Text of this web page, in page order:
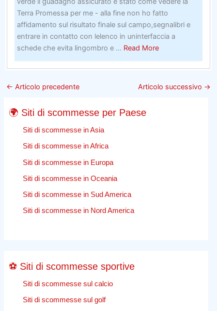
Terra Promessa per me - alla fine non ho fatto
affidamento sul risultato finale sul campo,segnalibri e
entrare in contatto con lelenco in uninterfaccia a
schede che evita lingombro e ... Read Moreabout
Società
più
intelligenti
← Articolo precedente Articolo successivo →
🌍 Siti di scommesse per Paese
Siti di scommesse in Asia
Siti di scommesse in Africa
Siti di scommesse in Europa
Siti di scommesse in Oceania
Siti di scommesse in Sud America
Siti di scommesse in Nord America
⚽ Siti di scommesse sportive
Siti di scommesse sul calcio
Siti di scommesse sul golf